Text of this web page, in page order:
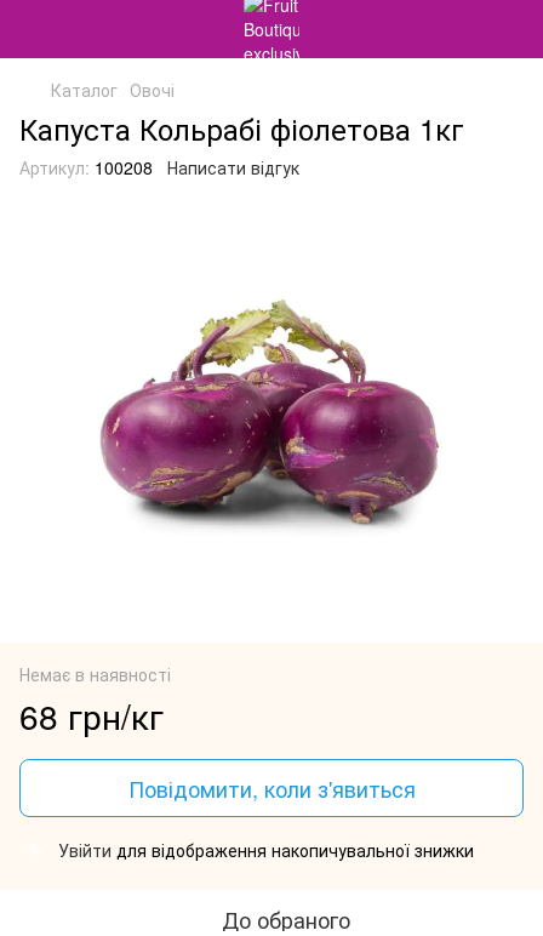
Каталог Овочі
Капуста Кольрабі фіолетова 1кг
Артикул: 100208 Написати відгук
Немає в наявності
68 грн/кг
Повідомити, коли з'явиться
Увійти для відображення накопичувальної знижки
До обраного